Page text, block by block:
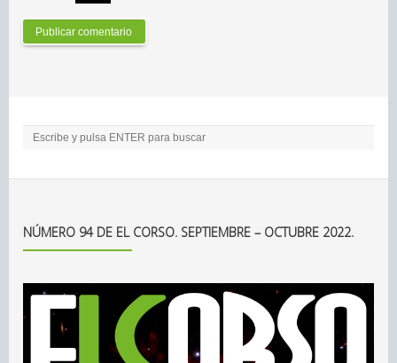
NÚMERO 94 DE EL CORSO. SEPTIEMBRE – OCTUBRE 2022.